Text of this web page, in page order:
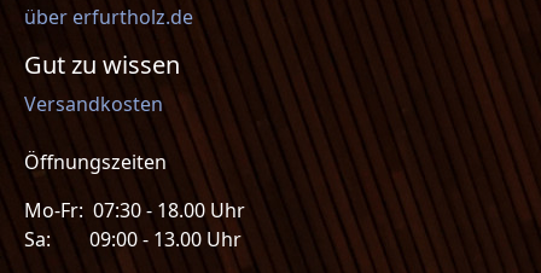
über erfurtholz.de
Gut zu wissen
Versandkosten
Öffnungszeiten
Mo-Fr: 07:30 - 18.00 Uhr
Sa: 09:00 - 13.00 Uhr